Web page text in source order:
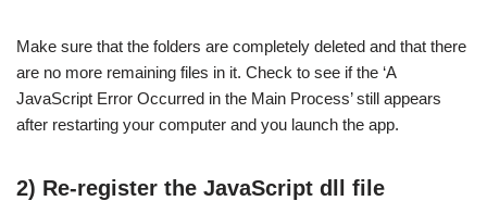
Make sure that the folders are completely deleted and that there
are no more remaining files in it. Check to see if the ‘A
JavaScript Error Occurred in the Main Process’ still appears
after restarting your computer and you launch the app.
2) Re-register the JavaScript dll file